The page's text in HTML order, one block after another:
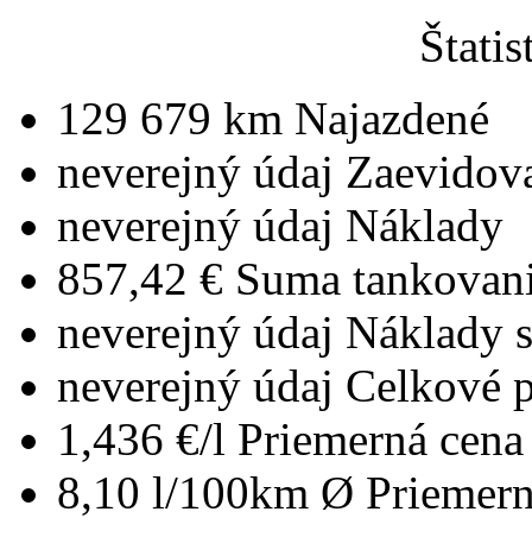
129 679 km Najazdené
neverejný údaj
neverejný údaj Náklady
857,42 € Suma
neverejný údaj Náklady
neverejný údaj Celkové
1,436 €/l Priemerná
8,10 l/100km Ø